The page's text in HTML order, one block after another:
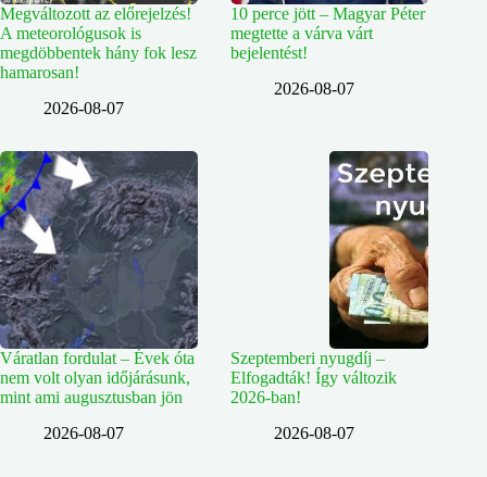
Megváltozott az előrejelzés!
A meteorológusok is
megdöbbentek hány fok lesz
hamarosan!
2026-08-07
10 perce jött – Magyar Péter
megtette a várva várt
bejelentést!
2026-08-07
Váratlan fordulat – Évek óta
nem volt olyan időjárásunk,
mint ami augusztusban jön
2026-08-07
Szeptemberi nyugdíj –
Elfogadták! Így változik
2026-ban!
2026-08-07